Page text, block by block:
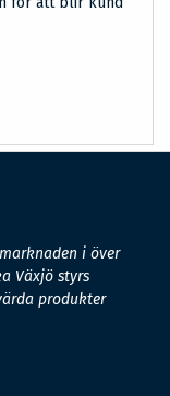
i över
Växjö styrs
produkter